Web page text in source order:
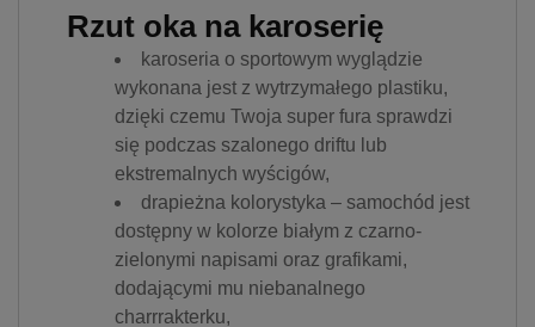
Rzut oka na karoserię
karoseria o sportowym wyglądzie
wykonana jest z wytrzymałego plastiku,
dzięki czemu Twoja super fura sprawdzi
się podczas szalonego driftu lub
ekstremalnych wyścigów,
drapieżna kolorystyka – samochód jest
dostępny w kolorze białym z czarno-
zielonymi napisami oraz grafikami,
dodającymi mu niebanalnego
charrrakterku,
umieszczone pliki Cookies w
celu umożliwienia Ci
skorzystania ze
zintegrowanych
funkcjonalności (np.
Facebook, LinkedIn,
YouTube). Każdy z
dostawców określa zasady
korzystania z plików Cookies
w swojej polityce
prywatności w związku z
czym nie mamy wpływu na
prowadzoną przez
dostawców politykę